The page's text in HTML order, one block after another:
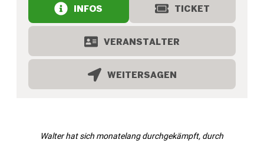
INFOS TICKET
VERANSTALTER
WEITERSAGEN
Walter hat sich monatelang durchgekämpft, durch